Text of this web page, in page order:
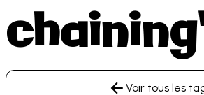
Voir tous les